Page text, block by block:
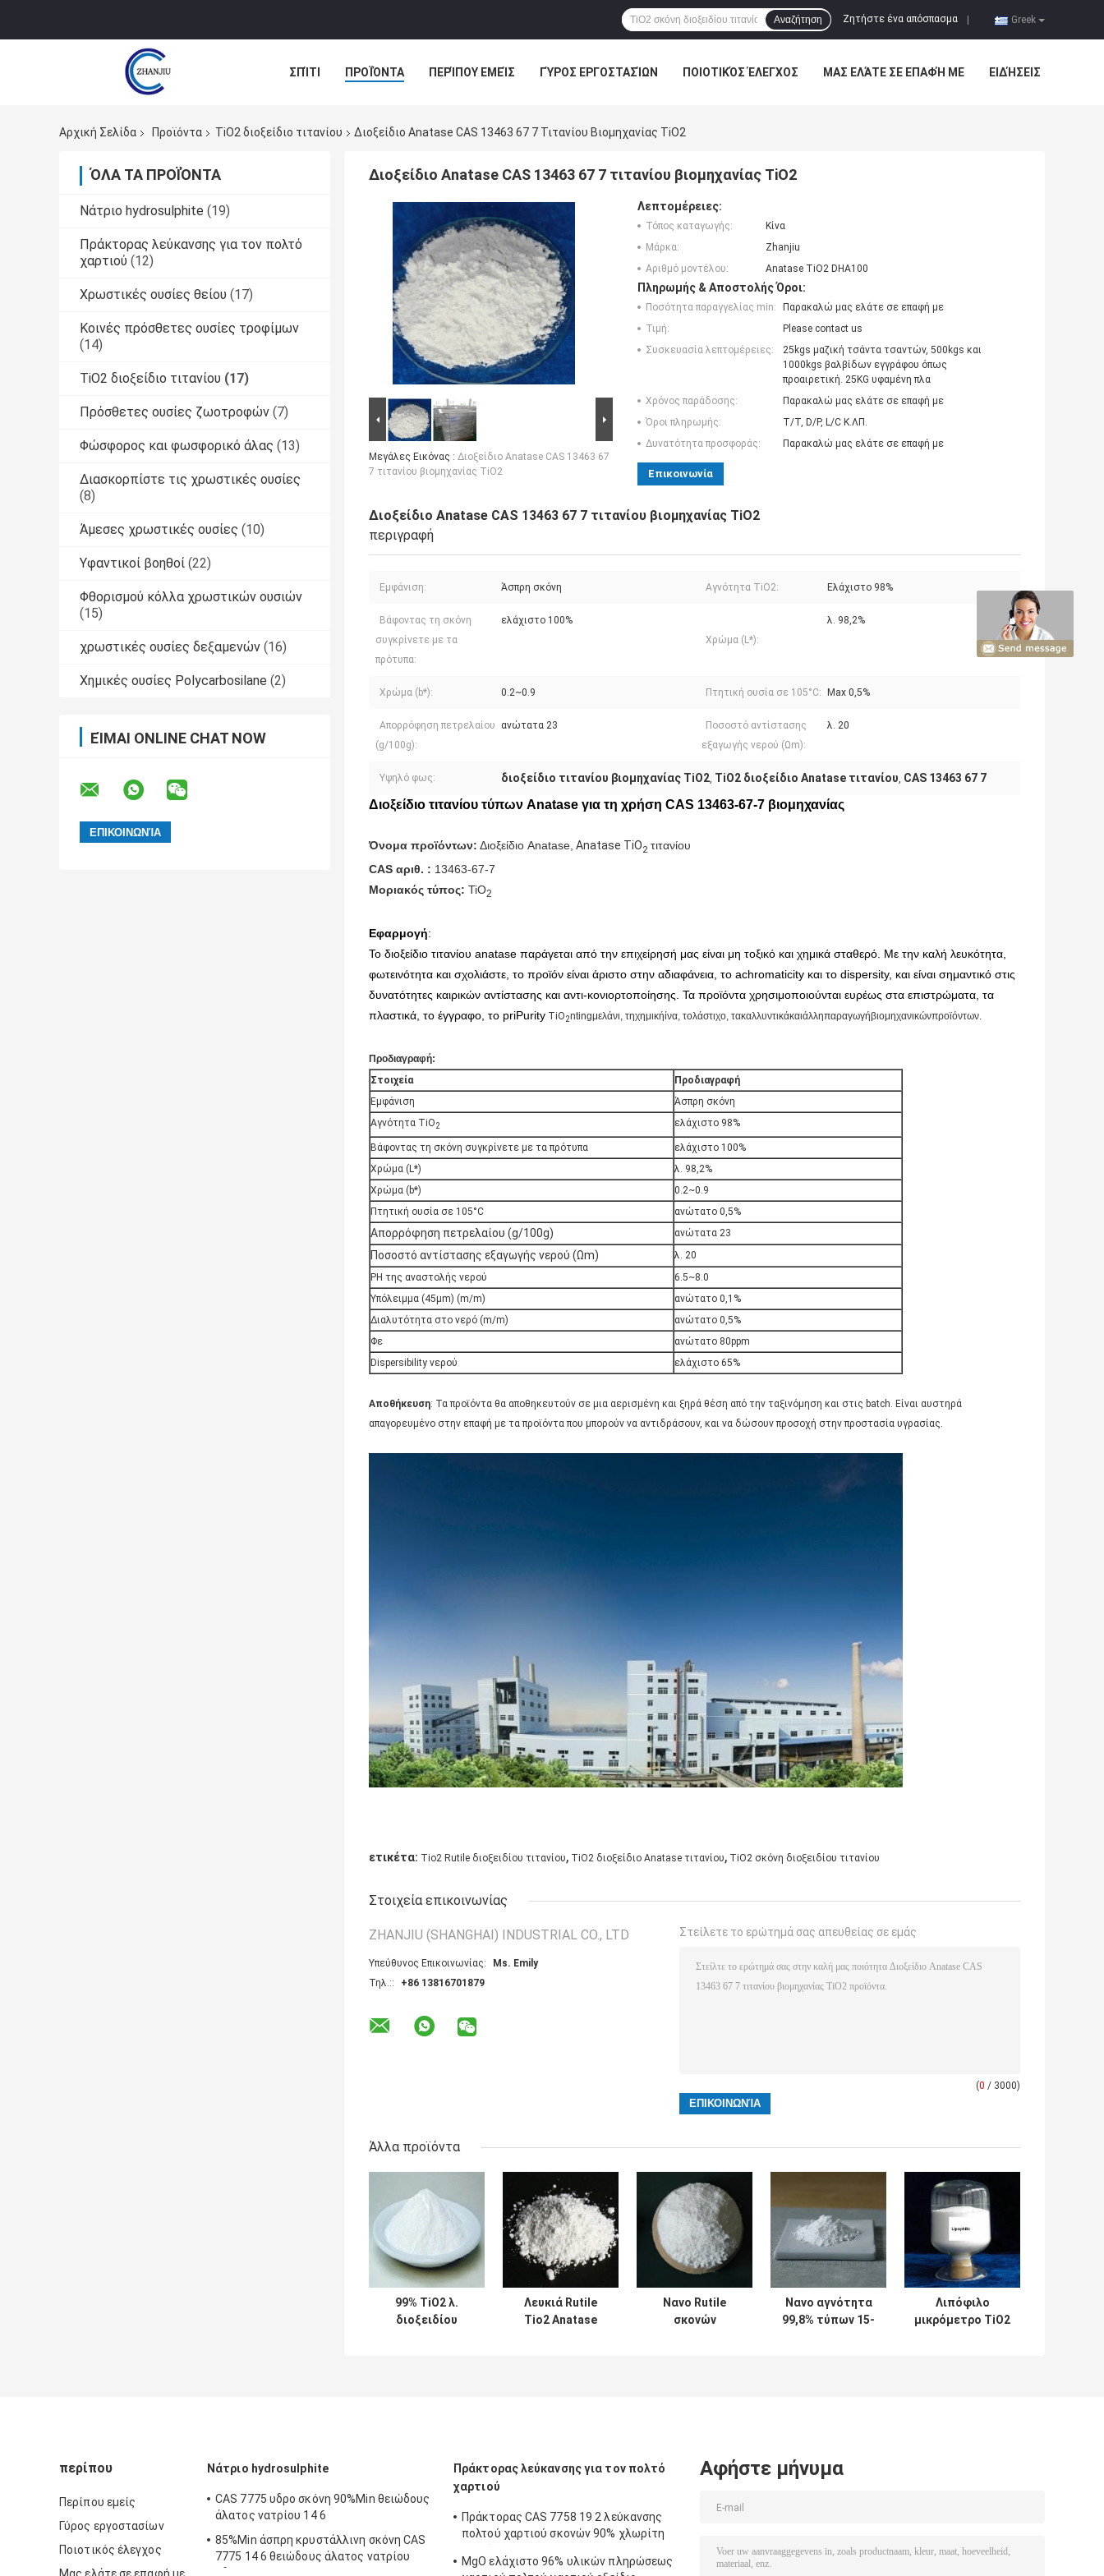
Greek
Ζητήστε ένα απόσπασμα
Αναζήτηση
ΣΠΊΤΙ ΠΡΟΪΌΝΤΑ ΠΕΡΊΠΟΥ ΕΜΕΊΣ ΓΎΡΟΣ ΕΡΓΟΣΤΑΣΊΩΝ ΠΟΙΟΤΙΚΌΣ ΈΛΕΓΧΟΣ ΜΑΣ ΕΛΆΤΕ ΣΕ ΕΠΑΦΉ ΜΕ ΕΙΔΉΣΕΙΣ
Αρχική Σελίδα
Προϊόντα TiO2 διοξείδιο τιτανίου Διοξείδιο Anatase CAS 13463 67 7 Τιτανίου Βιομηχανίας TiO2
ΌΛΑ ΤΑ ΠΡΟΪΌΝΤΑ
Νάτριο hydrosulphite (19)
Πράκτορας λεύκανσης για τον πολτό
χαρτιού (12)
Χρωστικές ουσίες θείου (17)
Κοινές πρόσθετες ουσίες τροφίμων
(14)
TiO2 διοξείδιο τιτανίου (17)
Πρόσθετες ουσίες ζωοτροφών (7)
Φώσφορος και φωσφορικό άλας (13)
Διασκορπίστε τις χρωστικές ουσίες
(8)
Άμεσες χρωστικές ουσίες (10)
Υφαντικοί βοηθοί (22)
Φθορισμού κόλλα χρωστικών ουσιών
(15)
χρωστικές ουσίες δεξαμενών (16)
Χημικές ουσίες Polycarbosilane (2)
ΕΊΜΑΙ ONLINE CHAT NOW
Διοξείδιο Anatase CAS 13463 67 7 τιτανίου βιομηχανίας TiO2
Μεγάλες Εικόνας : Διοξείδιο Anatase CAS 13463 67
7 τιτανίου βιομηχανίας TiO2
Λεπτομέρειες:
Τόπος καταγωγής:
Κίνα
Μάρκα:
Zhanjiu
Αριθμό μοντέλου:
Anatase TiO2 DHA100
Πληρωμής & Αποστολής Όροι:
Ποσότητα παραγγελίας min:
Παρακαλώ μας ελάτε σε επαφή με
Τιμή:
Please contact us
Συσκευασία λεπτομέρειες:
25kgs μαζική τσάντα τσαντών, 500kgs και
1000kgs βαλβίδων εγγράφου όπως
προαιρετική. 25KG υφαμένη πλα
Χρόνος παράδοσης:
Παρακαλώ μας ελάτε σε επαφή με
Όροι πληρωμής:
T/T, D/P, L/C Κ.ΛΠ.
Δυνατότητα προσφοράς:
Παρακαλώ μας ελάτε σε επαφή με
Επικοινωνία
Διοξείδιο Anatase CAS 13463 67 7 τιτανίου βιομηχανίας TiO2
περιγραφή
Εμφάνιση: Άσπρη σκόνη Αγνότητα TiO2: Ελάχιστο 98%
Βάφοντας τη σκόνη
συγκρίνετε με τα
πρότυπα:
ελάχιστο 100%
Χρώμα (L*):
λ. 98,2%
Χρώμα (b*): 0.2~0.9 Πτητική ουσία σε 105°C: Max 0,5%
Απορρόφηση πετρελαίου
(g/100g):
ανώτατα 23
Ποσοστό αντίστασης
εξαγωγής νερού (Ωm):
λ. 20
Υψηλό φως: διοξείδιο τιτανίου βιομηχανίας TiO2, TiO2 διοξείδιο Anatase τιτανίου, CAS 13463 67 7
Διοξείδιο τιτανίου τύπων Anatase για τη χρήση CAS 13463-67-7 βιομηχανίας
Όνομα προϊόντων: Διοξείδιο Anatase, Anatase TiO2 τιτανίου
CAS αριθ. : 13463-67-7
Μοριακός τύπος: TiO2
Εφαρμογή:
Το διοξείδιο τιτανίου anatase παράγεται από την επιχείρησή μας είναι μη τοξικό και χημικά σταθερό. Με την καλή λευκότητα,
φωτεινότητα και σχολιάστε, το προϊόν είναι άριστο στην αδιαφάνεια, το achromaticity και το dispersity, και είναι σημαντικό στις
δυνατότητες καιρικών αντίστασης και αντι-κονιορτοποίησης. Τα προϊόντα χρησιμοποιούνται ευρέως στα επιστρώματα, τα
πλαστικά, το έγγραφο, το priPurity TiO2ntingμελάνι, τηχημικήίνα, τολάστιχο, τακαλλυντικάκαιάλληπαραγωγήβιομηχανικώνπροϊόντων.
Προδιαγραφή:
Στοιχεία
Προδιαγραφή
Εμφάνιση
Άσπρη σκόνη
Αγνότητα TiO2 ελάχιστο 98%
Βάφοντας τη σκόνη συγκρίνετε με τα πρότυπα
ελάχιστο 100%
Χρώμα (L*)
λ. 98,2%
Χρώμα (b*)
0.2~0.9
Πτητική ουσία σε 105°C
ανώτατο 0,5%
Απορρόφηση πετρελαίου (g/100g) ανώτατα 23
Ποσοστό αντίστασης εξαγωγής νερού (Ωm)
λ. 20
PH της αναστολής νερού
6.5~8.0
Υπόλειμμα (45μm) (m/m)
ανώτατο 0,1%
Διαλυτότητα στο νερό (m/m)
ανώτατο 0,5%
Φε
ανώτατο 80ppm
Dispersibility νερού
ελάχιστο 65%
Αποθήκευση: Τα προϊόντα θα αποθηκευτούν σε μια αερισμένη και ξηρά θέση από την ταξινόμηση και στις batch. Είναι αυστηρά
απαγορευμένο στην επαφή με τα προϊόντα που μπορούν να αντιδράσουν, και να δώσουν προσοχή στην προστασία υγρασίας.
ετικέτα: Tio2 Rutile διοξειδίου τιτανίου, TiO2 διοξείδιο Anatase τιτανίου, TiO2 σκόνη διοξειδίου τιτανίου
Στοιχεία επικοινωνίας
ZHANJIU (SHANGHAI) INDUSTRIAL CO., LTD
Υπεύθυνος Επικοινωνίας:
Ms. Emily
Τηλ.::
+86 13816701879
Στείλετε το ερώτημά σας απευθείας σε εμάς
(0 / 3000)
Άλλα προϊόντα
99% TiO2 λ.
διοξειδίου
Λευκιά Rutile
Tio2 Anatase
Νανο Rutile
σκονών
Νανο αγνότητα
99,8% τύπων 15-
Λιπόφιλο
μικρόμετρο TiO2
περίπου
Περίπου εμείς
Γύρος εργοστασίων
Ποιοτικός έλεγχος
Μας ελάτε σε επαφή με
Νάτριο hydrosulphite
CAS 7775 υδρο σκόνη 90%Min θειώδους
άλατος νατρίου 14 6
85%Min άσπρη κρυστάλλινη σκόνη CAS
7775 14 6 θειώδους άλατος νατρίου
υδρο
Πράκτορας λεύκανσης για τον πολτό
χαρτιού
Πράκτορας CAS 7758 19 2 λεύκανσης
πολτού χαρτιού σκονών 90% χλωρίτη
MgO ελάχιστο 96% υλικών πληρώσεως
Αφήστε μήνυμα